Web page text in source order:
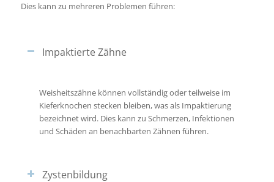
Dies kann zu mehreren Problemen führen:
Impaktierte Zähne
Weisheitszähne können vollständig oder teilweise im
Kieferknochen stecken bleiben, was als Impaktierung
bezeichnet wird. Dies kann zu Schmerzen, Infektionen
und Schäden an benachbarten Zähnen führen.
Zystenbildung